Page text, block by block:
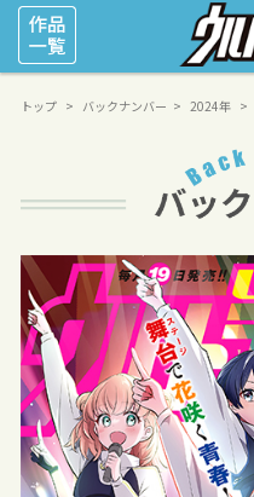
トップ バックナンバー 2024年